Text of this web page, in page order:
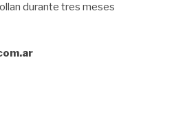
durante tres meses